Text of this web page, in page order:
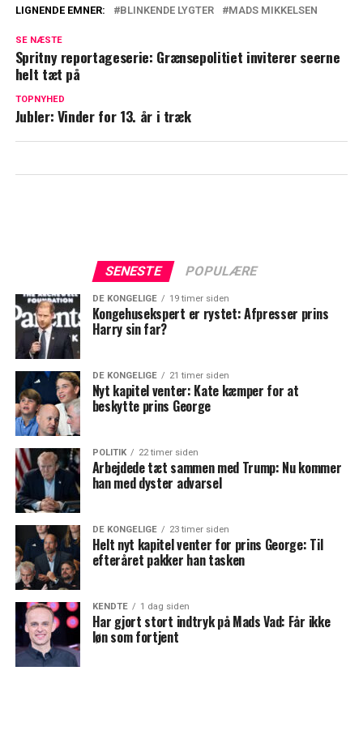
'Blinkende lygter' nyt hjem
Med Mads Mikkelsen i hovedrollen:
LIGNENDE EMNER: BLINKENDE LYGTER MADS MIKKELSEN
SE NÆSTE
Spritny reportageserie: Grænsepolitiet inviterer seerne
helt tæt på
TOPNYHED
Jubler: Vinder for 13. år i træk
SENESTE POPULÆRE
DE KONGELIGE 19 timer siden
Kongehusekspert er rystet: Afpresser prins
Harry sin far?
DE KONGELIGE 21 timer siden
Nyt kapitel venter: Kate kæmper for at
beskytte prins George
POLITIK 22 timer siden
Arbejdede tæt sammen med Trump: Nu kommer
han med dyster advarsel
DE KONGELIGE 23 timer siden
Helt nyt kapitel venter for prins George: Til
efteråret pakker han tasken
KENDTE 1 dag siden
Har gjort stort indtryk på Mads Vad: Får ikke
løn som fortjent